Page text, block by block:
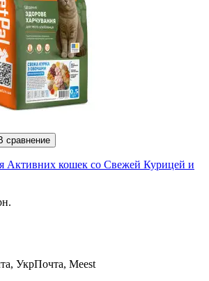
сравнение
Активних кошек со Свежей Курицей и
УкрПочта, Meest